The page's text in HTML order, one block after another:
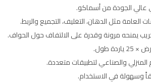
الجودة من أسماكو.
العامة مثل الدهان، التغليف، التجميع والربط.
يمنحه مرونة وقدرة على الالتفاف حول الحواف.
والصناعي لتطبيقات متعددة.
وسهولة في الاستخدام.